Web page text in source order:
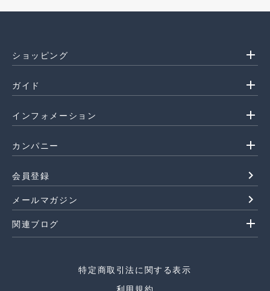
ショッピング add
ガイド add
インフォメーション add
カンパニー add
会員登録 navigate_next
メールマガジン navigate_next
関連ブログ add
特定商取引法に関する表示
利用規約